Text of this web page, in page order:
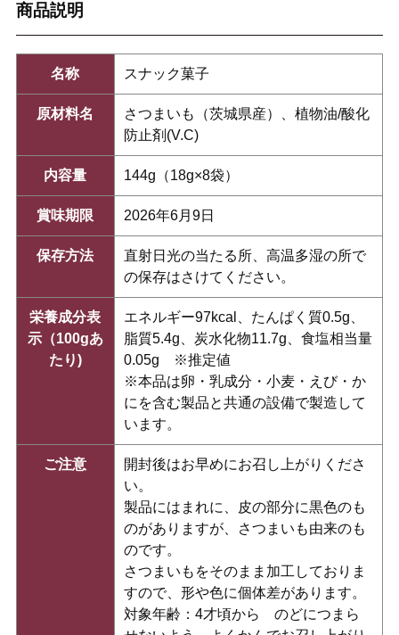
商品説明
名称 スナック菓子
原材料名
さつまいも（茨城県産）、植物油/酸化
防止剤(V.C)
内容量 144g（18g×8袋）
賞味期限 2026年6月9日
保存方法
直射日光の当たる所、高温多湿の所で
の保存はさけてください。
栄養成分表
示（100gあ
たり)
エネルギー97kcal、たんぱく質0.5g、
脂質5.4g、炭水化物11.7g、食塩相当量
0.05g ※推定値
※本品は卵・乳成分・小麦・えび・か
にを含む製品と共通の設備で製造して
います。
ご注意
開封後はお早めにお召し上がりくださ
い。
製品にはまれに、皮の部分に黒色のも
のがありますが、さつまいも由来のも
のです。
さつまいもをそのまま加工しておりま
すので、形や色に個体差があります。
対象年齢：4才頃から のどにつまら